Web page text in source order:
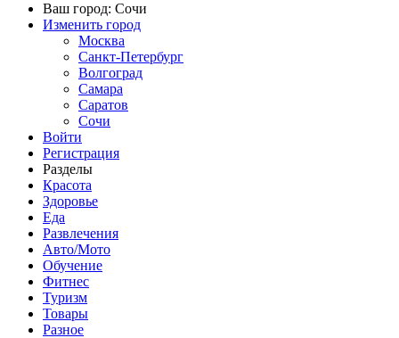
Ваш город: Сочи
Изменить город
Москва
Санкт-Петербург
Волгоград
Самара
Саратов
Сочи
Войти
Регистрация
Разделы
Красота
Здоровье
Еда
Развлечения
Авто/Мото
Обучение
Фитнес
Туризм
Товары
Разное